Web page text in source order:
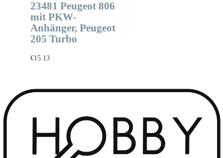
23481 Peugeot 806
mit PKW-
Anhänger, Peugeot
205 Turbo
€15.13